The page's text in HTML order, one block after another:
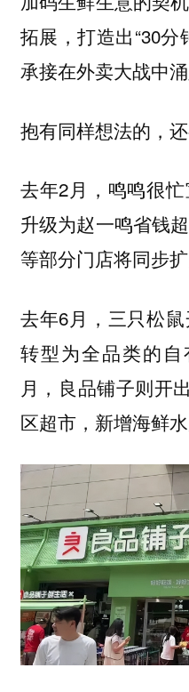
拓展，打造出“30分
承接在外卖大战中涌
抱有同样想法的，还
去年2月，鸣鸣很
升级为赵一鸣省钱
等部分门店将同步
去年6月，三只松
转型为全品类的
月，良品铺子则开
区超市，新增海鲜